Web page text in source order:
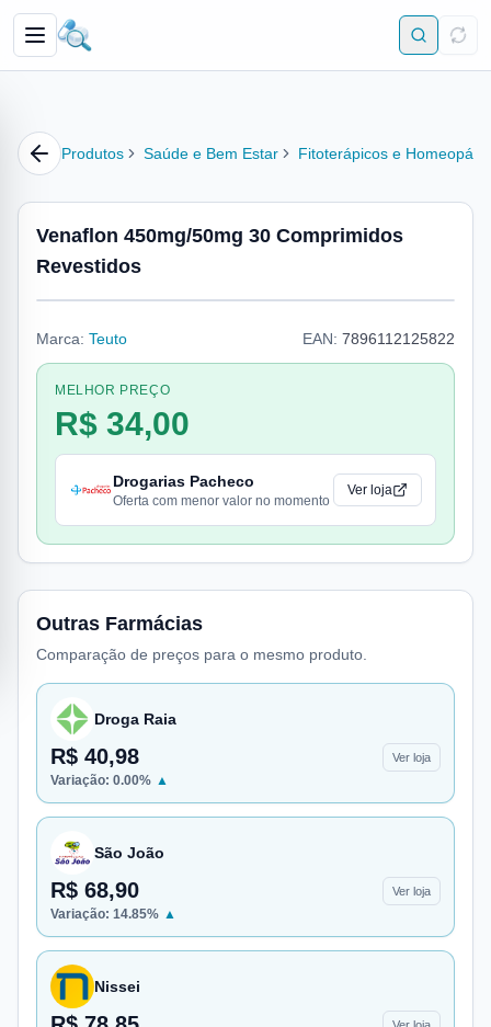
Produtos Saúde e Bem Estar Fitoterápicos e
Venaflon 450mg/50mg 30 Comprimidos
Revestidos
Marca: Teuto EAN: 7896112125822
MELHOR PREÇO
R$ 34,00
Drogarias Pacheco
Oferta com menor valor no momento
Ver loja
Outras Farmácias
Comparação de preços para o mesmo produto.
Droga Raia
R$ 40,98 Ver loja
Variação: 0.00% ▲
São João
R$ 68,90 Ver loja
Variação: 14.85% ▲
Nissei